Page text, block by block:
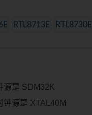
RTL8713E RTL8730E
源是 SDM32K
钟源是 XTAL40M